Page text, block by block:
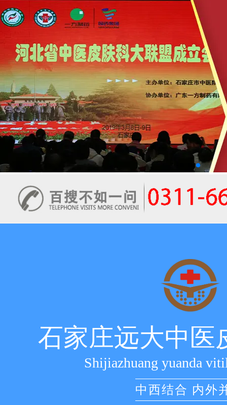
石家庄远大中医
Shijiazhuang yuanda
中西结合 内外